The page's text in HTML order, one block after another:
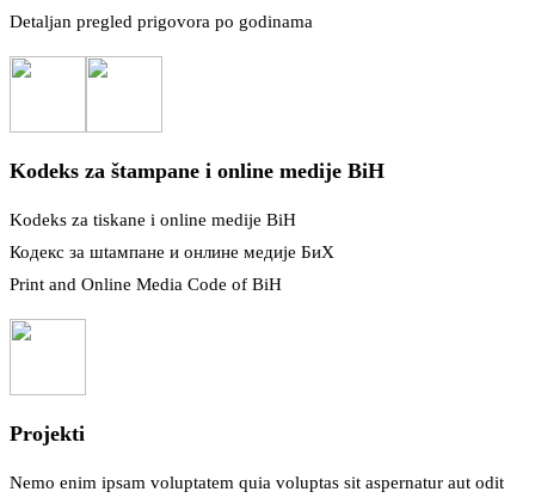
Detaljan pregled prigovora po godinama
Kodeks za štampane i online medije BiH
Kodeks za tiskane i online medije BiH
Кодекс за шtампане и онлине медије БиХ
Print and Online Media Code of BiH
Projekti
Nemo enim ipsam voluptatem quia voluptas sit aspernatur aut odit